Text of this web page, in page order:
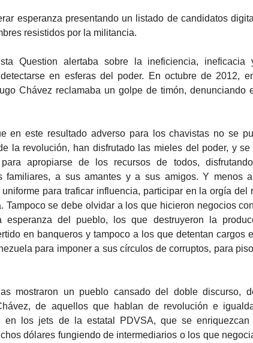
esperanza presentando un listado de candidatos
resistidos por la militancia.
Question alertaba sobre la ineficiencia, ineficacia
en esferas del poder. En octubre de 2012,
Chávez reclamaba un golpe de timón, denunciando
en este resultado adverso para los chavistas no se
la revolución, han disfrutado las mieles del poder, y se
apropiarse de los recursos de todos,
familiares, a sus amantes y a sus amigos. Y menos
para traficar influencia, participar en la orgía del
Tampoco se debe olvidar a los que hicieron negocios
del pueblo, los que destruyeron la
en banqueros y tampoco a los que detentan cargos
para imponer a sus círculos de corruptos, para
mostraron un pueblo cansado del doble discurso,
de aquellos que hablan de revolución e
en los jets de la estatal PDVSA, que se enriquezcan
dólares fungiendo de intermediarios o los que